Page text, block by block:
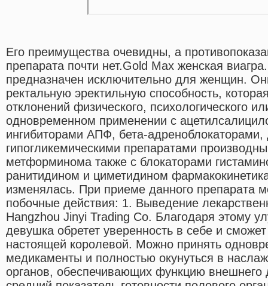
Его преимущества очевидны, а
препарата почти нет.Gold Max женская
предназначен исключительно для женщин.
ректальную эректильную способность,
отклонений физического, психологического
одновременном применении с
ингибиторами АПФ, бета-адреноблокаторами,
гипогликемическими препаратами
метформинома также с блокаторами
ранитидином и циметидином
изменялась. При приеме данного препарата
побочные действия: 1. Выведение
Hangzhou Jinyi Trading Co. Благодаря этому
девушка обретет уверенность в себе и
настоящей королевой. Можно принять
медикаменты и полностью окунуться в
органов, обеспечивающих функцию внешнего